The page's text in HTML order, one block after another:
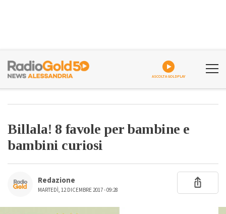
ASCOLTA GOLDPLAY
Billala! 8 favole per bambine e
bambini curiosi
Redazione
MARTEDÌ, 12 DICEMBRE 2017 - 09:28